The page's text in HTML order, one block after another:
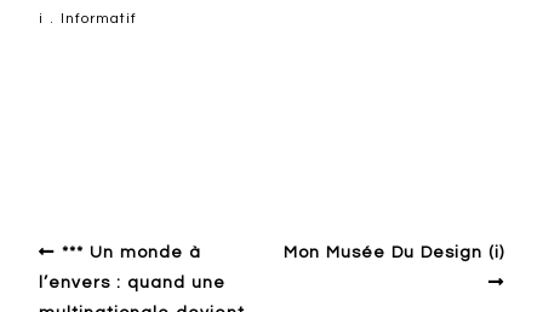
i . Informatif
*** Un monde à
l’envers : quand une
Mon Musée Du Design (i)